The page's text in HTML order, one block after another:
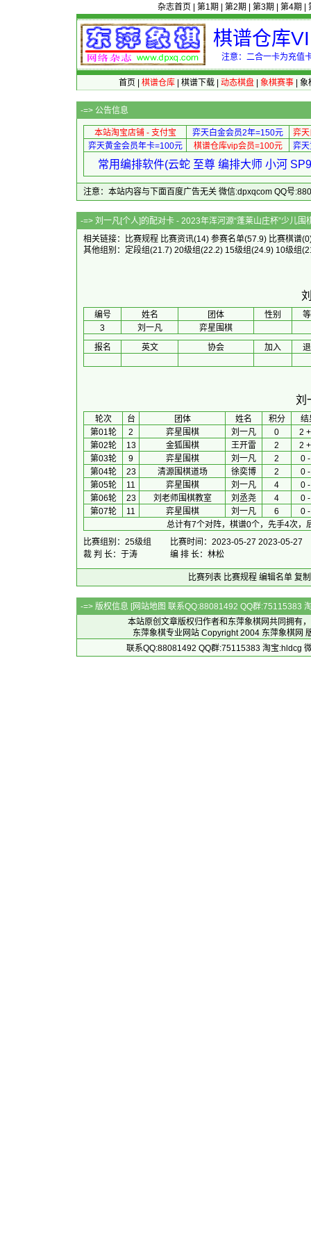
杂志首页 第1期 第2期 第3期 第4期
棋谱仓库
注意：二合一卡为充值
首页 棋谱仓库| 棋谱下载| 动态棋盘| 象棋赛事| 象
-=> 公告信息
本站淘宝店铺 - 支付宝 弈天白金会员2年=150元
弈
弈天黄金会员年卡=100元
棋谱仓库vip会员=100元 弈
常用编排软件(云蛇 至尊 编排大师 小河
注意：本站内容与下面百度广告无关 微信:dpxqcom QQ号
-=> 刘一凡[个人]的配对卡 - 2023年浑河源“蓬莱
相关链接：
比赛规程 比赛资讯(14) 参赛名单(57.9) 比赛棋谱
其他组别： 定段组(21.7) 20级组(22.2) 15级组(24.9) 10级组
编号 姓名 团体 性别
3
刘一凡
弈星围棋
报名
英文 协会 加入
刘
轮次 台 团体 姓名 积分
第01轮
2 弈星围棋 刘一凡 0
2
第02轮
13 金狐围棋 王开雷 2
2
第03轮
9 弈星围棋 刘一凡 2
0
第04轮
23 清源围棋道场 徐奕博 2
0
第05轮
11 弈星围棋 刘一凡 4
0
第06轮
23 刘老师围棋教室 刘丞尧 4
0
第07轮
11 弈星围棋 刘一凡 6
0
总计有7个对阵，棋谱0个，先手4次，
比赛组别：25级组
比赛时间：2023-05-27 2023-05-27
裁 判 长：于涛
编 排 长：林松
比赛列表 比赛规程 编辑名单 复
-=> 版权信息 [网站地图 联系QQ:88081492 QQ群:75115383
本站原创文章版权归作者和 东萍象棋网共同拥有
东萍象棋专业网站 Copyright 2004 东萍象棋网
联系QQ:88081492 QQ群:75115383 淘宝:hldcg